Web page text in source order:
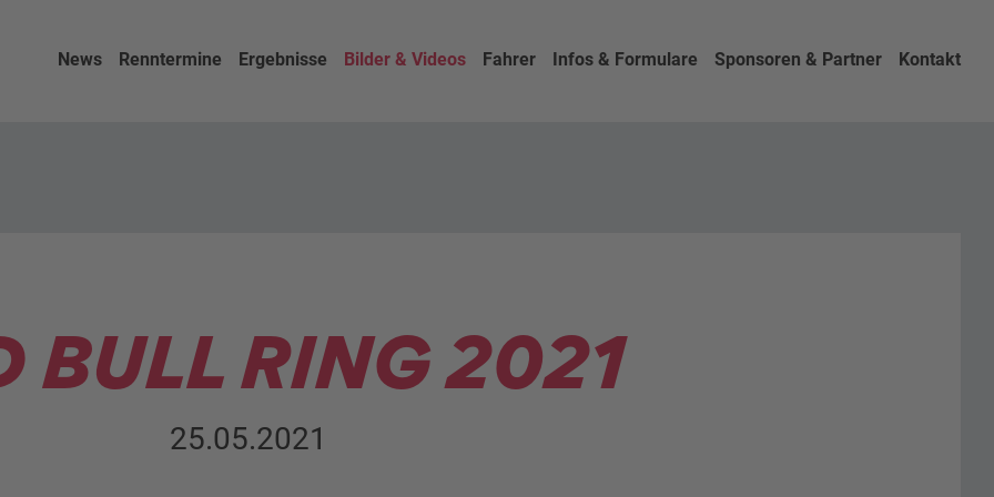
News Renntermine Ergebnisse Bilder & Videos Fahrer Infos & Formulare Sponsoren & Partner Kontakt
BULL RING 2021
25.05.2021